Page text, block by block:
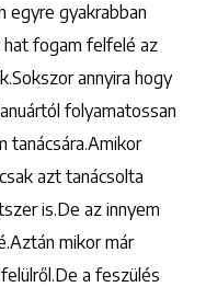
egyre gyakrabban
fogam felfelé az
annyira hogy
folyamatossan
tanácsára.Amikor
azt tanácsolta
is.De az innyem
mikor már
a feszülés